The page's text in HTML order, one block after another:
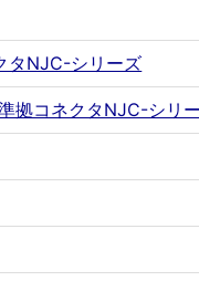
タNJC-シリーズ
拠コネクタNJC-シリ